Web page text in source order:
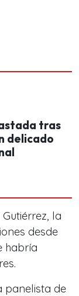
tras
delicado
la
desde
habría
panelista de